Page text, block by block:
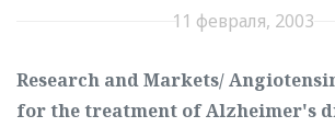
11 февраля, 2003
Research and Markets/
for the treatment of Alzheimer's